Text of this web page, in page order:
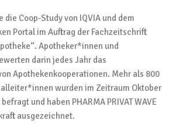
die Coop-Study von IQVIA und dem
Portal im Auftrag der Fachzeitschrift
Apotheker*innen und
darin jedes Jahr das
Apothekenkooperationen. Mehr als 800
wurden im Zeitraum Oktober
und haben PHARMA PRIVAT WAVE
ausgezeichnet.